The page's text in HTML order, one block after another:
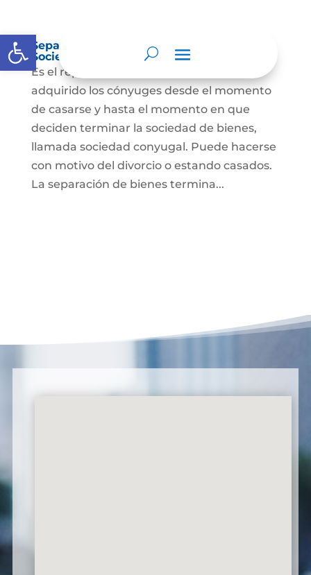
Abrir barra de herramientas
Separación de Bienes o Liquidación de
Sociedad Conyugal
Es el reparto de los bienes que han
adquirido los cónyuges desde el momento
de casarse y hasta el momento en que
deciden terminar la sociedad de bienes,
llamada sociedad conyugal. Puede hacerse
con motivo del divorcio o estando casados.
La separación de bienes termina...